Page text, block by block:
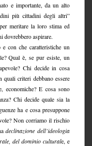
e importante, da un alto
più cittadini degli altri”
meritare la loro stima ed
dovrebbero aspirare.
con che caratteristiche un
Qual è, se pur esiste, un
Chi decide in cosa
quali criteri debbano essere
economiche? E cosa sono
Chi decide quale sia la
ha e cosa presuppone
Non corriamo il rischio
declinazione dell’ideologia
del dominio culturale, e